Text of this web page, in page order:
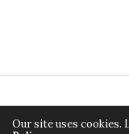
Our site uses cookies.